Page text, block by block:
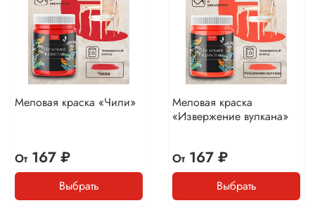
Меловая краска «Чили»
От167 ₽
Выбрать
Меловая краска
«Извержение вулкана»
От167 ₽
Выбрать